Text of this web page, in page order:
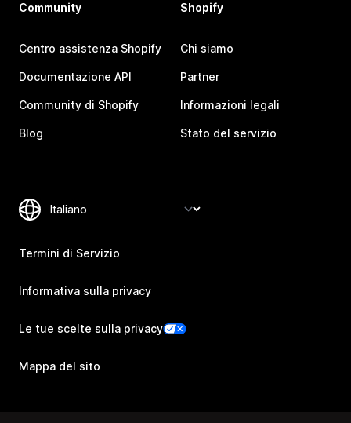
Community
Centro assistenza Shopify
Documentazione API
Community di Shopify
Blog
Shopify
Chi siamo
Partner
Informazioni legali
Stato del servizio
Termini di Servizio
Informativa sulla privacy
Le tue scelte sulla privacy
Mappa del sito